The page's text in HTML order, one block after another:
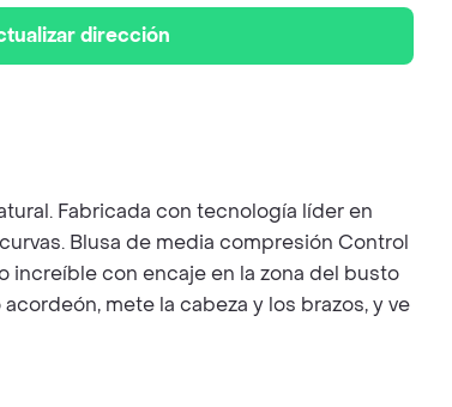
dirección
Fabricada con tecnología líder en
Blusa de media compresión Control
increíble con encaje en la zona del busto
mete la cabeza y los brazos, y ve